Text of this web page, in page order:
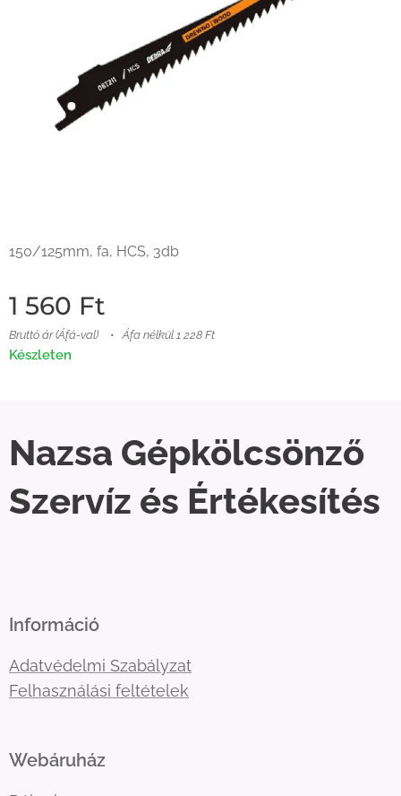
150/125mm, fa, HCS, 3db
1 560 Ft
Bruttó ár (Áfá-val) Áfa nélkül 1 228 Ft
Készleten
Nazsa Gépkölcsönző
Szervíz és Értékesítés
Információ
Adatvédelmi Szabályzat
Felhasználási feltételek
Webáruház